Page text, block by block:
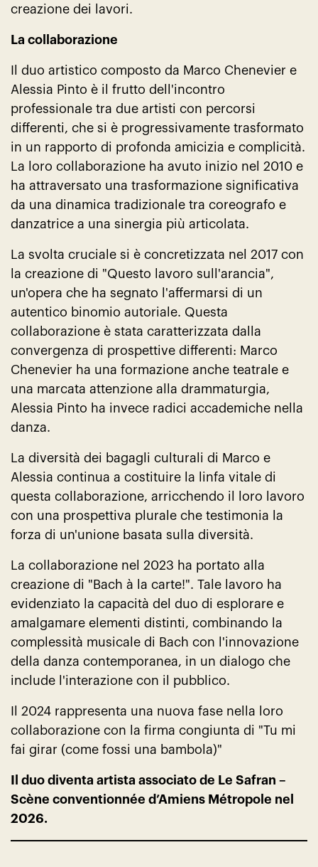
creazione dei lavori.
La collaborazione
Il duo artistico composto da Marco Chenevier e
Alessia Pinto è il frutto dell'incontro
professionale tra due artisti con percorsi
differenti, che si è progressivamente trasformato
in un rapporto di profonda amicizia e complicità.
La loro collaborazione ha avuto inizio nel 2010 e
ha attraversato una trasformazione significativa
da una dinamica tradizionale tra coreografo e
danzatrice a una sinergia più articolata.
La svolta cruciale si è concretizzata nel 2017 con
la creazione di "Questo lavoro sull'arancia",
un'opera che ha segnato l'affermarsi di un
autentico binomio autoriale. Questa
collaborazione è stata caratterizzata dalla
convergenza di prospettive differenti: Marco
Chenevier ha una formazione anche teatrale e
una marcata attenzione alla drammaturgia,
Alessia Pinto ha invece radici accademiche nella
danza.
La diversità dei bagagli culturali di Marco e
Alessia continua a costituire la linfa vitale di
questa collaborazione, arricchendo il loro lavoro
con una prospettiva plurale che testimonia la
forza di un'unione basata sulla diversità.
La collaborazione nel 2023 ha portato alla
creazione di "Bach à la carte!". Tale lavoro ha
evidenziato la capacità del duo di esplorare e
amalgamare elementi distinti, combinando la
complessità musicale di Bach con l'innovazione
della danza contemporanea, in un dialogo che
include l'interazione con il pubblico.
Il 2024 rappresenta una nuova fase nella loro
collaborazione con la firma congiunta di "Tu mi
fai girar (come fossi una bambola)"
Il duo diventa artista associato de Le Safran –
Scène conventionnée d’Amiens Métropole nel
2026.